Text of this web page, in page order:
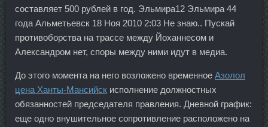
составляет 500 рублей в год. Эльмира12 Эльмира 44
года Альметьевск 18 Ноя 2010 2:03 Не знаю.. Пускай
противоборства на трассе между Йоханнесом и
Александром нет, споры между ними идут в медиа.
До этого момента на него возложено временное Азолол
цена Ханты-Мансийск исполнение должностных
обязанностей председателя правления. Дневной график:
еще одно внушительное сопротивление расположено на